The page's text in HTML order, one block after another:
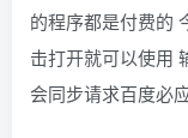
的程序都是付费的
击打开就可以使用
会同步请求百度必